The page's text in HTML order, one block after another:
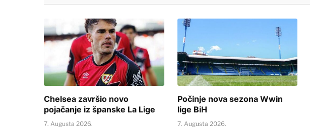
Chelsea završio novo
pojačanje iz španske La Lige
7. Augusta 2026.
Počinje nova sezona Wwin
lige BiH
7. Augusta 2026.